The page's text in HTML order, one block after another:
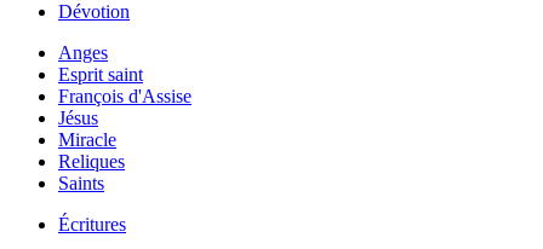
Dévotion
Anges
Esprit saint
François d'Assise
Jésus
Miracle
Reliques
Saints
Écritures